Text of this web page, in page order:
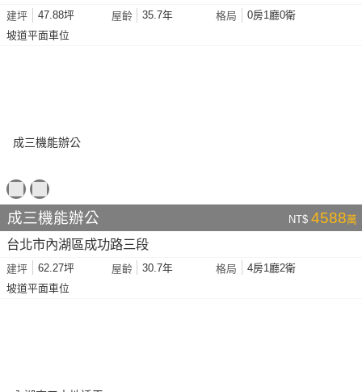
建坪 47.88坪 屋齡 35.7年 格局
0房1廳0衛
坡道平面車位
成三機能辦公 NT$ 4588萬
台北市內湖區成功路三段
建坪 62.27坪 屋齡 30.7年 格局
4房1廳2衛
坡道平面車位